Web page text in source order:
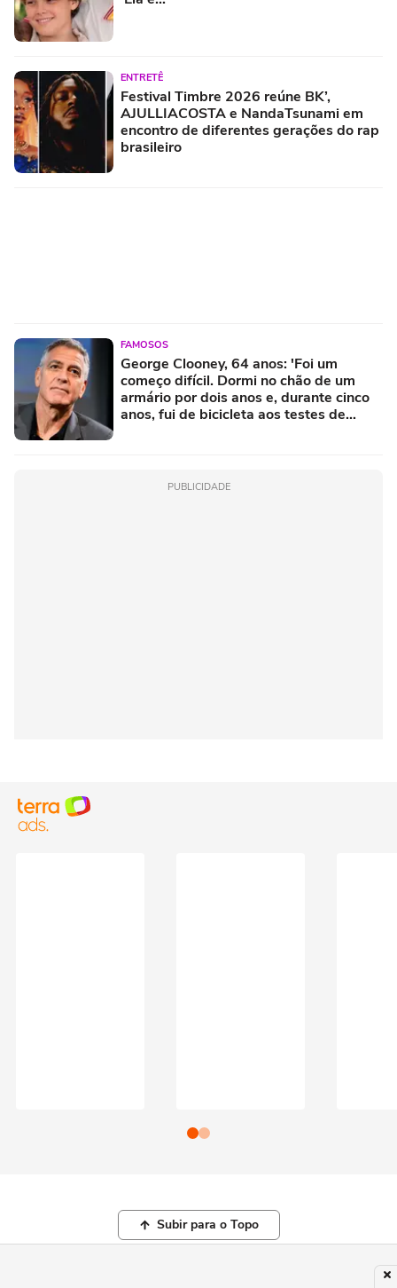
ENTRETÊ
Festival Timbre 2026 reúne BK’,
AJULLIACOSTA e NandaTsunami em
encontro de diferentes gerações do rap
brasileiro
FAMOSOS
George Clooney, 64 anos: 'Foi um
começo difícil. Dormi no chão de um
armário por dois anos e, durante cinco
anos, fui de bicicleta aos testes de
PUBLICIDADE
Subir para o Topo